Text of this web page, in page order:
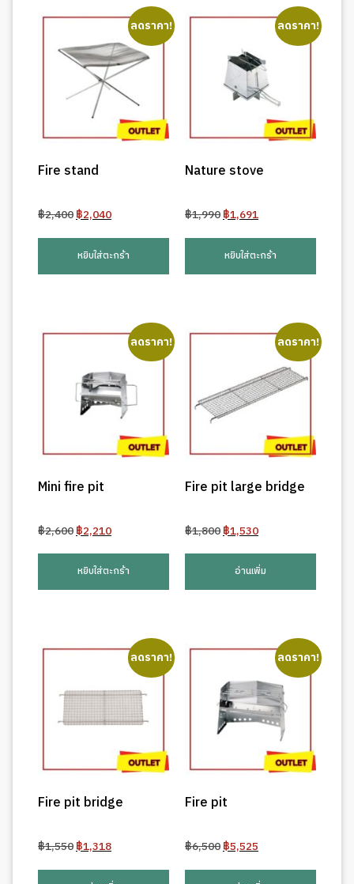
ลดราคา!
Fire stand
฿2,400Original
was:
฿2,400.
฿2,040Current
฿2,040.
หยิบใส่ตะกร้า
ลดราคา!
Nature stove
฿1,990Original
was:
฿1,990.
฿1,691Current
฿1,691.
หยิบใส่ตะกร้า
ลดราคา!
Mini fire pit
฿2,600Original
was:
฿2,600.
฿2,210Current
฿2,210.
หยิบใส่ตะกร้า
ลดราคา!
Fire pit large bridge
฿1,800Original
was:
฿1,800.
฿1,530Current
is:
฿1,530.
อ่านเพิ่ม
ลดราคา!
Fire pit bridge
฿1,550Original
was:
฿1,318Current
is:
ลดราคา!
Fire pit
฿6,500Original
was:
฿5,525
is: